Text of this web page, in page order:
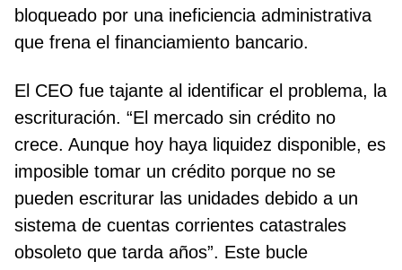
bloqueado por una ineficiencia administrativa
que frena el financiamiento bancario.
El CEO fue tajante al identificar el problema, la
escrituración. “El mercado sin crédito no
crece. Aunque hoy haya liquidez disponible, es
imposible tomar un crédito porque no se
pueden escriturar las unidades debido a un
sistema de cuentas corrientes catastrales
obsoleto que tarda años”. Este bucle